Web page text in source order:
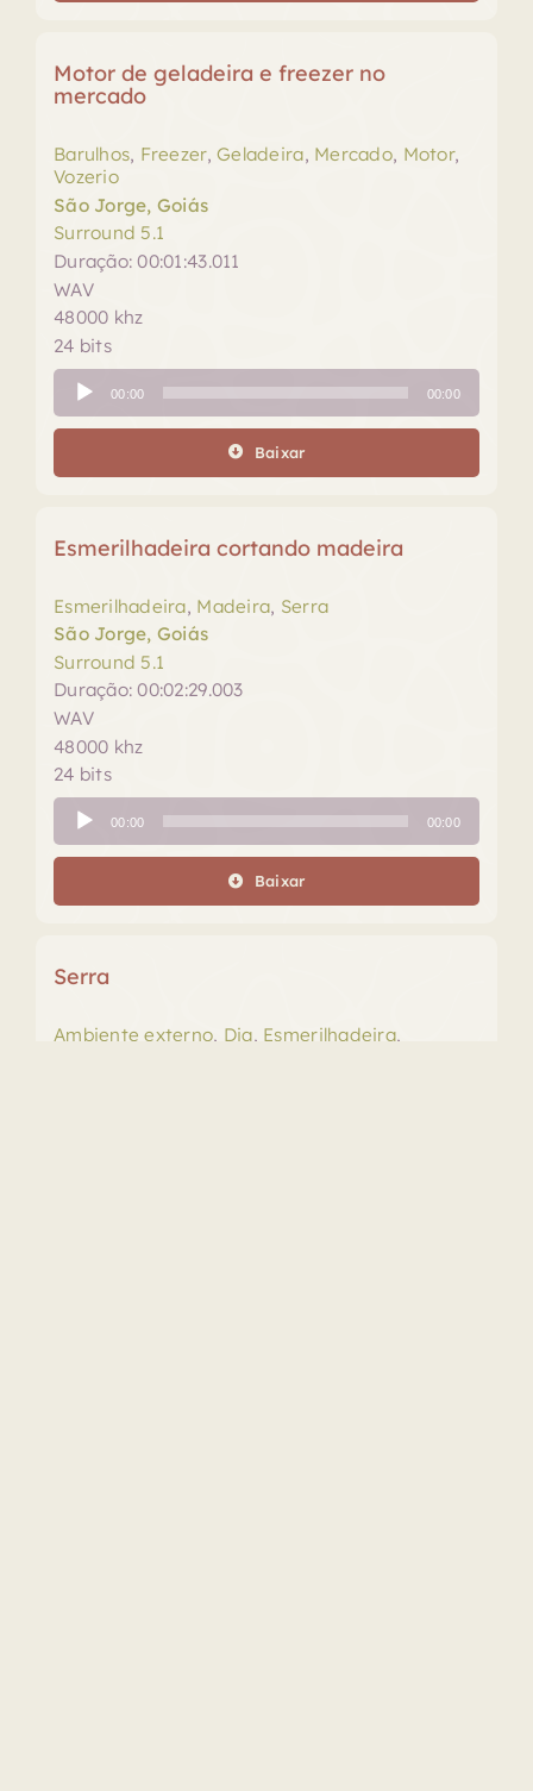
Motor de geladeira e freezer no
mercado
Barulhos, Freezer,Geladeira, Mercado, Motor,
Vozerio
São Jorge, Goiás
Surround 5.1
Duração: 00:01:43.011
WAV
48000 khz
24 bits
Tocador
de
áudio
00:00 00:00
Baixar
Esmerilhadeira cortando madeira
Esmerilhadeira, Madeira, Serra
São Jorge, Goiás
Surround 5.1
Duração: 00:02:29.003
WAV
48000 khz
24 bits
Tocador
de
áudio
00:00 00:00
Baixar
Serra
Ambiente externo, Dia, Esmerilhadeira,